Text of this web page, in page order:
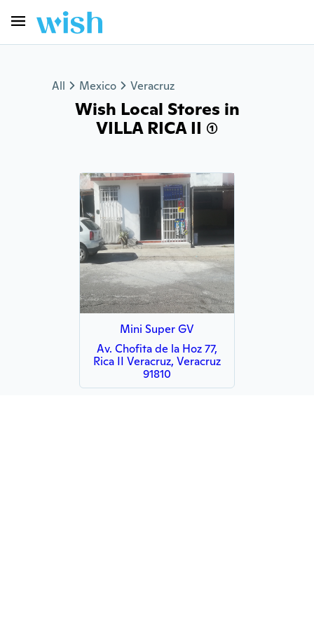
All Mexico Veracruz
Wish Local Stores in
VILLA RICA II (1)
Mini Super GV
Av. Chofita de la Hoz 77,
Rica II Veracruz, Veracruz
91810